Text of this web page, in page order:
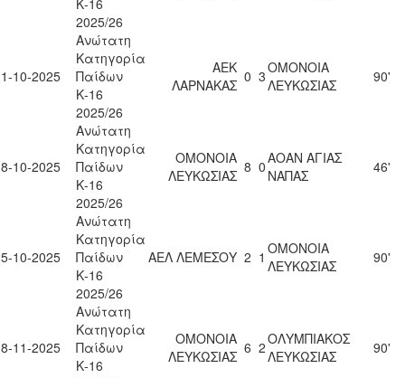
Κ-16
2025/26
10-2025
Ανώτατη
Κατηγορία
Παίδων
Κ-16
2025/26
ΑΕΚ
ΛΑΡΝΑΚΑΣ 0 3ΟΜΟΝΟΙΑ
ΛΕΥΚΩΣΙΑΣ
90'
10-2025
Ανώτατη
Κατηγορία
Παίδων
Κ-16
2025/26
ΟΜΟΝΟΙΑ
ΛΕΥΚΩΣΙΑΣ 8 0ΑΟΑΝ ΑΓΙΑΣ
ΝΑΠΑΣ
46'
10-2025
Ανώτατη
Κατηγορία
Παίδων
Κ-16
2025/26
ΑΕΛ ΛΕΜΕΣΟΥ 2 1 ΟΜΟΝΟΙΑ
ΛΕΥΚΩΣΙΑΣ
90'
11-2025
Ανώτατη
Κατηγορία
Παίδων
Κ-16
ΟΜΟΝΟΙΑ
ΛΕΥΚΩΣΙΑΣ 6 2ΟΛΥΜΠΙΑΚΟΣ
ΛΕΥΚΩΣΙΑΣ
90'